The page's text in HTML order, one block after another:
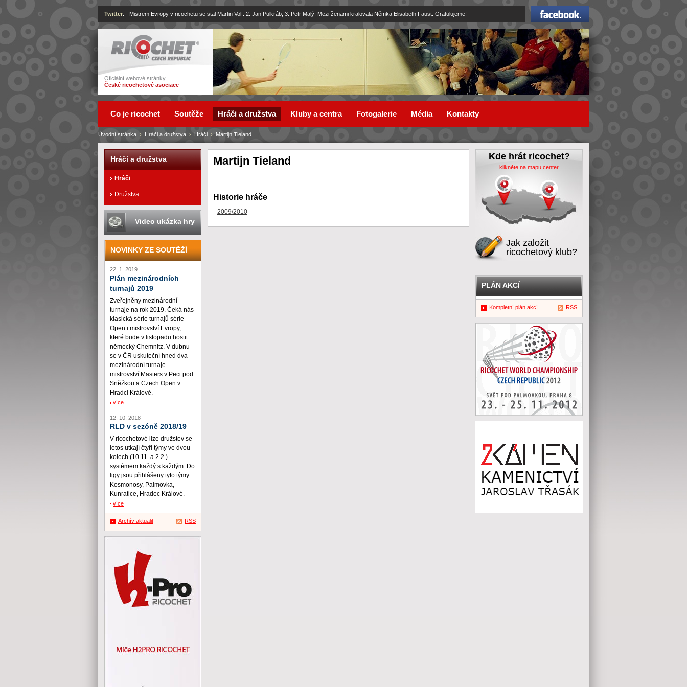
Ricochet
Oficiální webové stránky
České ricochetové asociace
Facebook
Twitter: Mistrem Evropy v ricochetu se stal Martin Volf. 2. Jan Pulkráb, 3. Petr Malý. Mezi ženami kralovala Němka Elisabeth Faust. Gratulujeme!
Martijn Tieland
Historie hráče
2009/2010
Úvodní stránka › Hráči a družstva › Hráči › Martijn Tieland
Co je ricochet Soutěže Hráči a družstva Kluby a centra Fotogalerie Média Kontakty
Hráči a družstva
Hráči
Družstva
Video ukázka hry
NOVINKY ZE SOUTĚŽÍ
22. 1. 2019
Plán mezinárodních
turnajů 2019
Zveřejněny mezinárodní
turnaje na rok 2019. Čeká nás
klasická série turnajů série
Open i mistrovství Evropy,
které bude v listopadu hostit
německý Chemnitz. V dubnu
se v ČR uskuteční hned dva
mezinárodní turnaje -
mistrovství Masters v Peci pod
Sněžkou a Czech Open v
Hradci Králové.
více
12. 10. 2018
RLD v sezóně 2018/19
V ricochetové lize družstev se
letos utkají čtyři týmy ve dvou
kolech (10.11. a 2.2.)
systémem každý s každým. Do
ligy jsou přihlášeny tyto týmy:
Kosmonosy, Palmovka,
Kunratice, Hradec Králové.
více
Archív aktualit RSS
Kde hrát ricochet?
klikněte na mapu center
Jak založit
ricochetový klub?
PLÁN AKCÍ
Kompletní plán akcí RSS